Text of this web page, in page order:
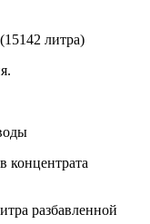
литра)
концентрата
разбавленной